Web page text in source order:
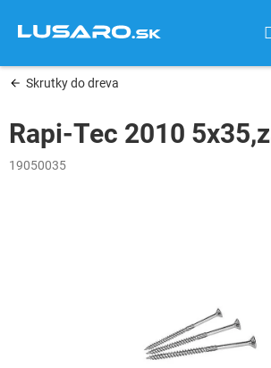
obsah
Skrutky do dreva
Rapi-Tec 2010
19050035